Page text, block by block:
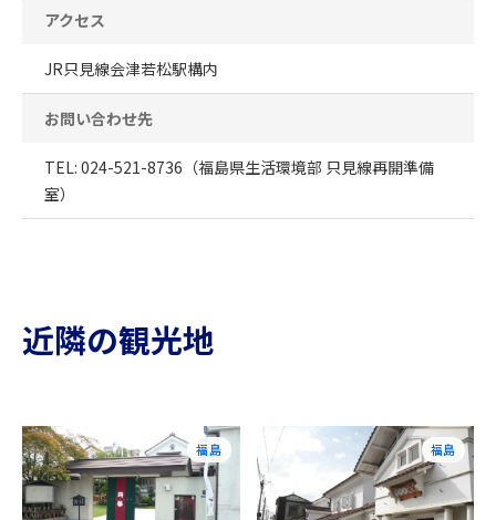
アクセス
JR只見線会津若松駅構内
お問い合わせ先
TEL: 024-521-8736（福島県生活環境部 只見線再開準備
室）
近隣の観光地
福島 福島